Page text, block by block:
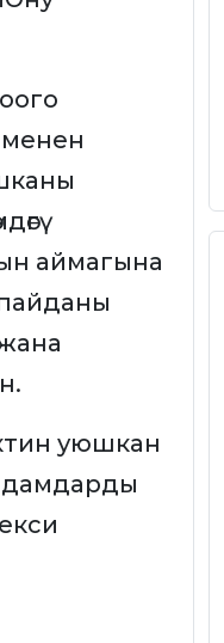
аймагына
уюшкан